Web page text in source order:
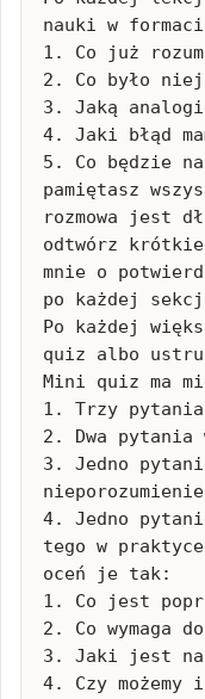
nauki w
1. Co już
2. Co było
3. Jaką
4. Jaki błąd
5. Co będzie
pamiętasz
rozmowa jest
odtwórz krótkie
mnie o
po każdej
Po każdej
quiz albo
Mini quiz ma
1. Trzy
2. Dwa pytania
3. Jedno
4. Jedno
tego w
oceń je tak:
1. Co jest
2. Co wymaga
3. Jaki jest
4. Czy